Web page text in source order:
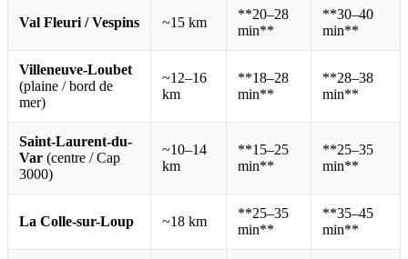
Val Fleuri / Vespins ~15 km
**20–28
min**
**30–40
min**
Villeneuve-Loubet
(plaine / bord de
mer)
~12–16
km
**18–28
min**
**28–38
min**
Saint-Laurent-du-
Var (centre / Cap
3000)
~10–14
km
**15–25
min**
**25–35
min**
La Colle-sur-Loup ~18 km
**25–35
min**
**35–45
min**